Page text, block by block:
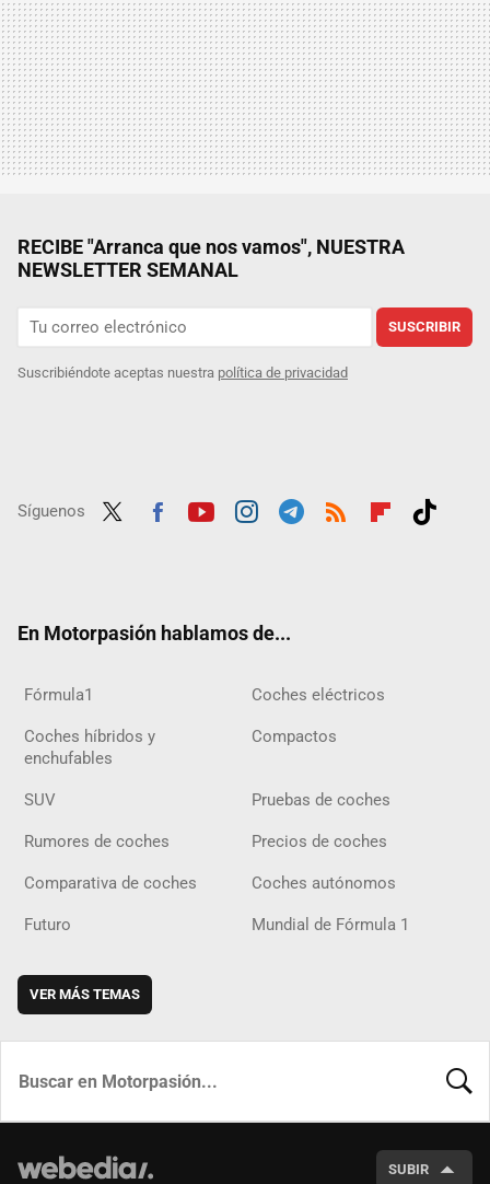
RECIBE "Arranca que nos vamos", NUESTRA
NEWSLETTER SEMANAL
SUSCRIBIR
Suscribiéndote aceptas nuestra política de privacidad
Síguenos
En Motorpasión hablamos de...
Fórmula1 Coches eléctricos
Coches híbridos y
enchufables
Compactos
SUV Pruebas de coches
Rumores de coches Precios de coches
Comparativa de coches Coches autónomos
Futuro Mundial de Fórmula 1
VER MÁS TEMAS
SUBIR